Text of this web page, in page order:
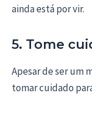
ainda está por vir.
5. Tome
Apesar de ser um
tomar cuidado